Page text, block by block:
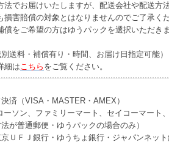
でお届けいたしますが、配送会社や配送方
損害賠償の対象とはなりませんのでご了承くだ
償をご希望の方はゆうパックを選択いただき
送料・補償有り・時間、お届け日指定可能）
細はこちら をご覧ください。
済（VISA・MASTER・AMEX）
ソン、ファミリーマート、セイコーマート
が普通郵便・ゆうパックの場合のみ）
ＵＦＪ銀行・ゆうちょ銀行・ジャパンネット